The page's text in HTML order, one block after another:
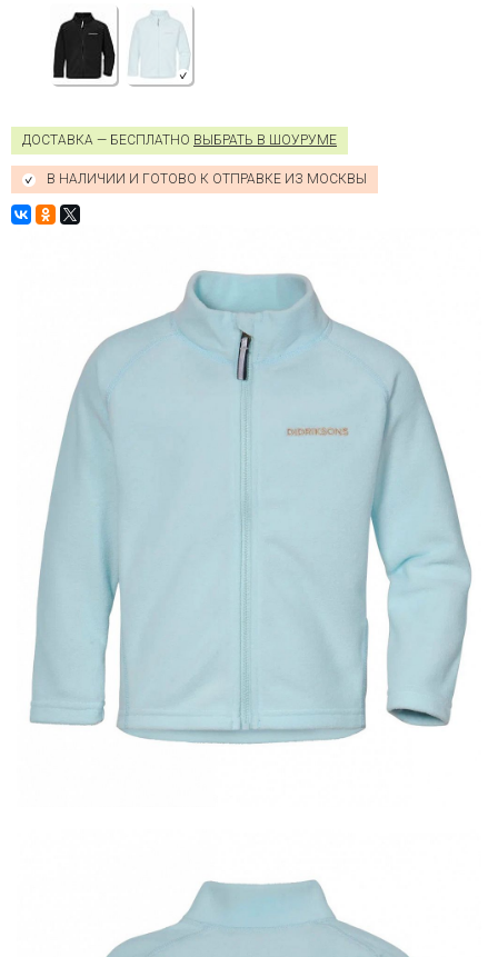
ДОСТАВКА — БЕСПЛАТНО ВЫБРАТЬ В ШОУРУМЕ
В НАЛИЧИИ И ГОТОВО К ОТПРАВКЕ ИЗ МОСКВЫ